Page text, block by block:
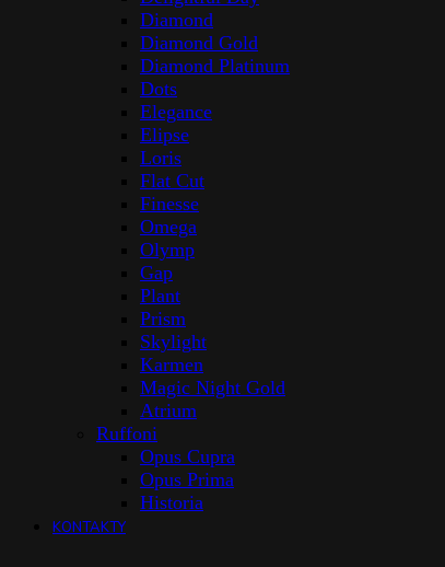
Diamond
Diamond Gold
Diamond Platinum
Dots
Elegance
Elipse
Loris
Flat Cut
Finesse
Omega
Olymp
Gap
Plant
Prism
Skylight
Karmen
Magic Night Gold
Atrium
Ruffoni
Opus Cupra
Opus Prima
Historia
KONTAKTY